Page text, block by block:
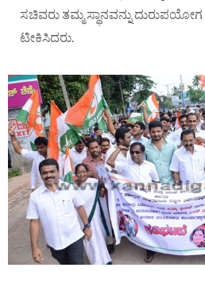
ಸಚಿವರು ತಮ್ಮ ಸ್ಥಾನವನ್ನು
ಟೀಕಿಸಿದರು.